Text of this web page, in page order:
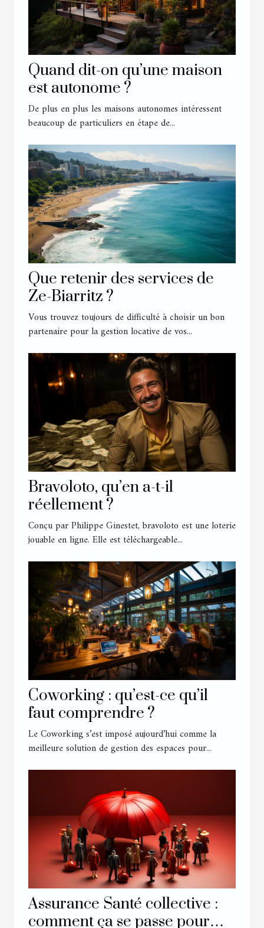
Quand dit-on qu’une maison
est autonome ?
De plus en plus les maisons autonomes intéressent
beaucoup de particuliers en étape de...
Que retenir des services de
Ze-Biarritz ?
Vous trouvez toujours de difficulté à choisir un bon
partenaire pour la gestion locative de vos...
Bravoloto, qu’en a-t-il
réellement ?
Conçu par Philippe Ginestet, bravoloto est une loterie
jouable en ligne. Elle est téléchargeable...
Coworking : qu’est-ce qu’il
faut comprendre ?
Le Coworking s’est imposé aujourd’hui comme la
meilleure solution de gestion des espaces pour...
Assurance Santé collective :
comment ça se passe pour